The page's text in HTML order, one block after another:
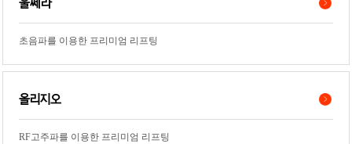
울쎄라
초음파를 이용한 프리미엄 리프팅
올리지오
RF고주파를 이용한 프리미엄 리프팅